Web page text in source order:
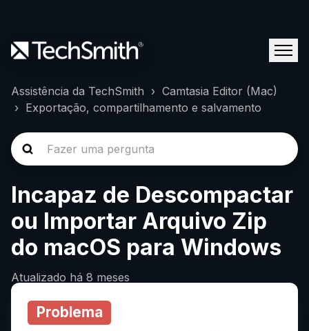
Assistência da TechSmith
Camtasia Editor (Mac)
Exportação, compartilhamento e salvamento
Incapaz de Descompactar
ou Importar Arquivo Zip
do macOS para Windows
Atualizado há 8 meses
Problema